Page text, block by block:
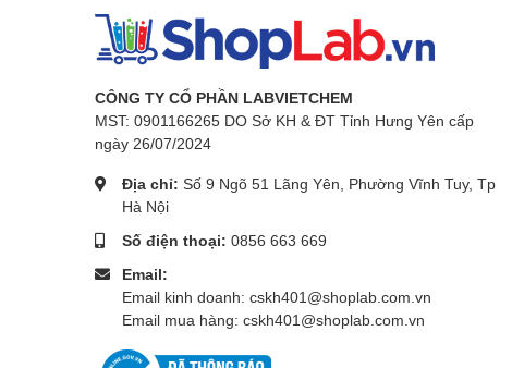
CÔNG TY CỔ PHẦN LABVIETCHEM
MST: 0901166265 DO Sở KH & ĐT Tỉnh Hưng Yên cấp
ngày 26/07/2024
Địa chỉ: Số 9 Ngõ 51 Lãng Yên, Phường Vĩnh Tuy, Tp
Hà Nội
Số điện thoại: 0856 663 669
Email:
Email kinh doanh: cskh401@shoplab.com.vn
Email mua hàng: cskh401@shoplab.com.vn